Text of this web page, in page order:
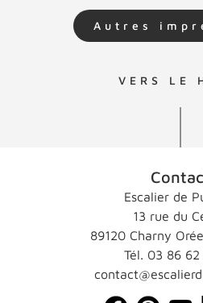
Autres
VERS LE
Escalier de
13 rue du
89120 Charny
Tél. 03 86